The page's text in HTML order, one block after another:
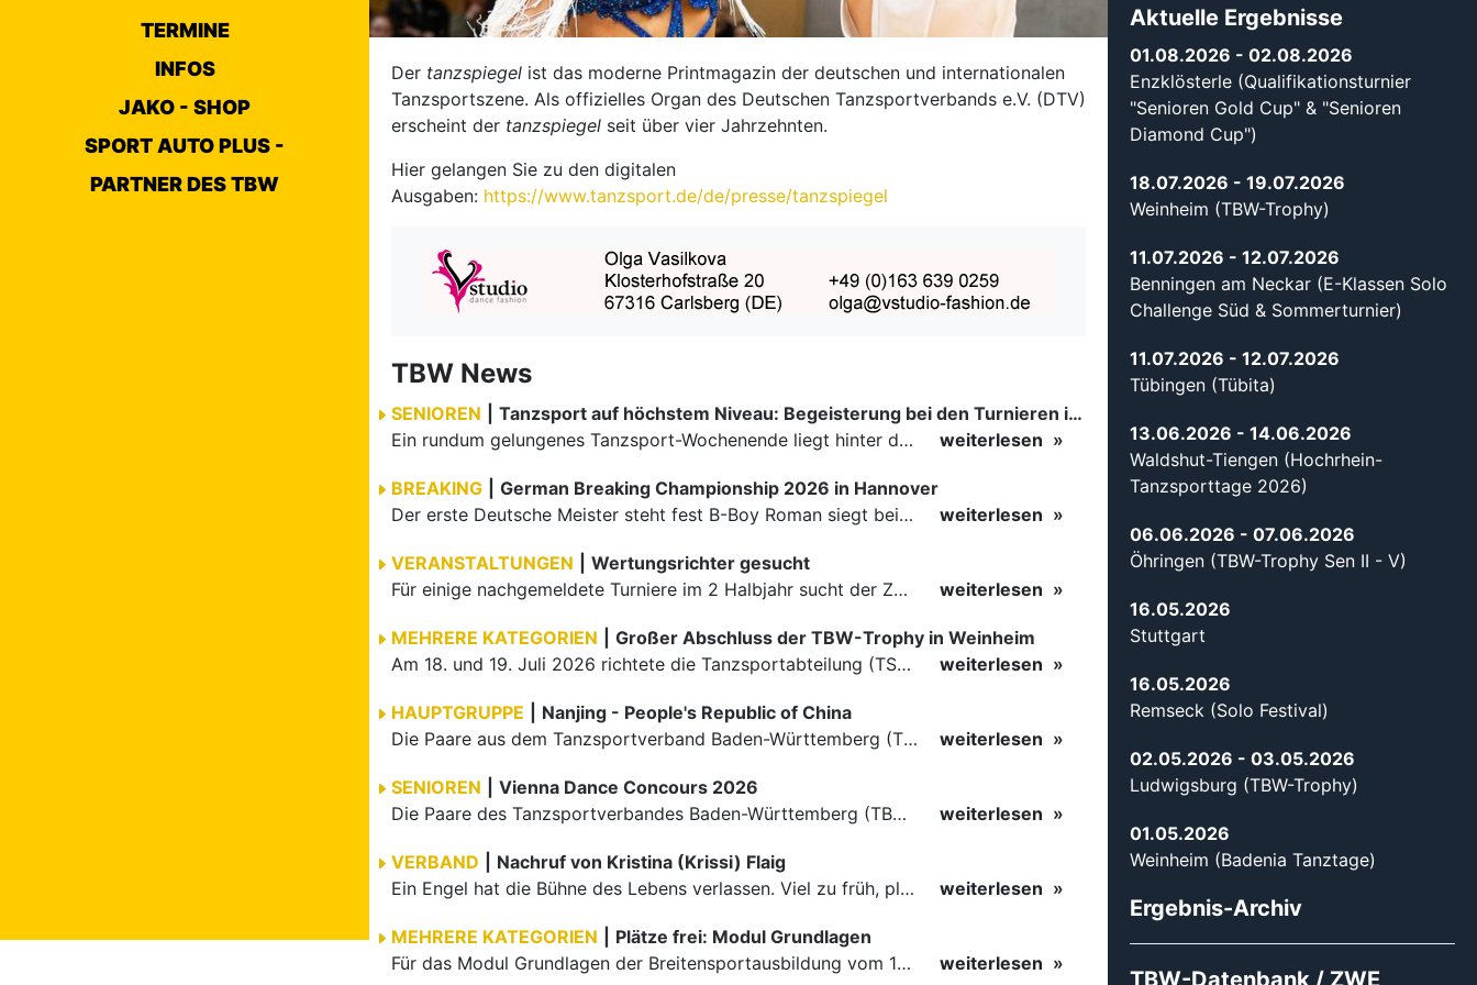
TERMINE
INFOS
JAKO - SHOP
SPORT AUTO PLUS -
PARTNER DES TBW
Der tanzspiegel ist das moderne Printmagazin der deutschen und internationalen
Tanzsportszene. Als offizielles Organ des Deutschen Tanzsportverbands e.V. (DTV)
erscheint der tanzspiegel seit über vier Jahrzehnten.
Hier gelangen Sie zu den digitalen
Ausgaben: https://www.tanzsport.de/de/presse/tanzspiegel
TBW News
SENIOREN
Tanzsport auf höchstem Niveau: Begeisterung bei den Turnieren in…
Ein rundum gelungenes Tanzsport-Wochenende liegt hinter den Paaren und Organisatoren in Enzklösterle. Am 1. und 2. August 2026 verwandelte sich die Festhalle wieder in einen lebendigen Mittelpunkt des…
weiterlesen
BREAKING
German Breaking Championship 2026 in Hannover
Der erste Deutsche Meister steht fest B-Boy Roman siegt bei den Juniors
weiterlesen
VERANSTALTUNGEN
Wertungsrichter gesucht
Für einige nachgemeldete Turniere im 2 Halbjahr sucht der ZWE noch Wertungsrichter.
weiterlesen
MEHRERE KATEGORIEN
Großer Abschluss der TBW-Trophy in Weinheim
Am 18. und 19. Juli 2026 richtete die Tanzsportabteilung (TSA) der TSG 1862 Weinheim das Abschlussturnier der diesjährigen TBW-Trophy-Serie aus. Zum traditionellen Saisonfinale kamen rund 400 Starts über…
weiterlesen
HAUPTGRUPPE
Nanjing - People's Republic of China
Die Paare aus dem Tanzsportverband Baden-Württemberg (TBW) haben beim hochklassig besetzten WDSF GrandSlam im chinesischen Nanjing wieder einmal auf internationalem Top-Niveau geglänzt. Das…
weiterlesen
SENIOREN
Vienna Dance Concours 2026
Die Paare des Tanzsportverbandes Baden-Württemberg (TBW) glänzten auf dem internationalen Parkett des Vienna Dance Concourse 2026 im Wiener Rathaus mit hervorragenden Platzierungen Ergebnisse unter: …
weiterlesen
VERBAND
Nachruf von Kristina (Krissi) Flaig
Ein Engel hat die Bühne des Lebens verlassen. Viel zu früh, plötzlich und für uns alle unfassbar, wurde unsere geliebte Kristina (Krissi) Flaig im Alter von 36 Jahren aus dem Leben gerissen. Das Tanzen…
weiterlesen
MEHRERE KATEGORIEN
Plätze frei: Modul Grundlagen
Für das Modul Grundlagen der Breitensportausbildung vom 10. bis 13. September an der Landessportschule Albstadt sind noch Plätze frei. Das Modul kann auch für den Lizenzerhalt (30 LE fachlich) genutzt…
weiterlesen
Aktuelle Ergebnisse
01.08.2026 - 02.08.2026
Enzklösterle (Qualifikationsturnier
"Senioren Gold Cup" & "Senioren
Diamond Cup")
18.07.2026 - 19.07.2026
Weinheim (TBW-Trophy)
11.07.2026 - 12.07.2026
Benningen am Neckar (E-Klassen Solo
Challenge Süd & Sommerturnier)
11.07.2026 - 12.07.2026
Tübingen (Tübita)
13.06.2026 - 14.06.2026
Waldshut-Tiengen (Hochrhein-
Tanzsporttage 2026)
06.06.2026 - 07.06.2026
Öhringen (TBW-Trophy Sen II - V)
16.05.2026
Stuttgart
16.05.2026
Remseck (Solo Festival)
02.05.2026 - 03.05.2026
Ludwigsburg (TBW-Trophy)
01.05.2026
Weinheim (Badenia Tanztage)
Ergebnis-Archiv